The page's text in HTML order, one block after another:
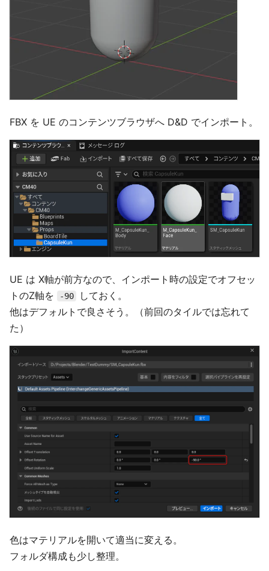
FBX を UE のコンテンツブラウザへ D&D でインポート。
UE は X軸が前方なので、インポート時の設定でオフセッ
トのZ軸を
-90
しておく。
他はデフォルトで良さそう。（前回のタイルでは忘れて
た）
色はマテリアルを開いて適当に変える。
フォルダ構成も少し整理。